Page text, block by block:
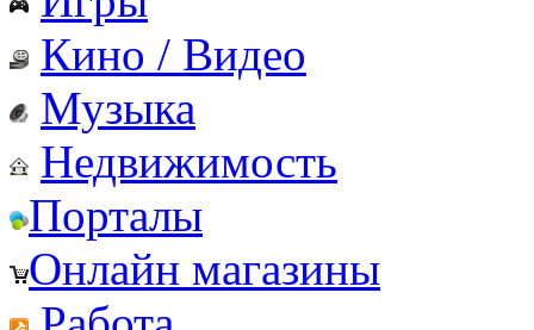
Кино / Видео
Музыка
Недвижимость
Порталы
Онлайн магазины